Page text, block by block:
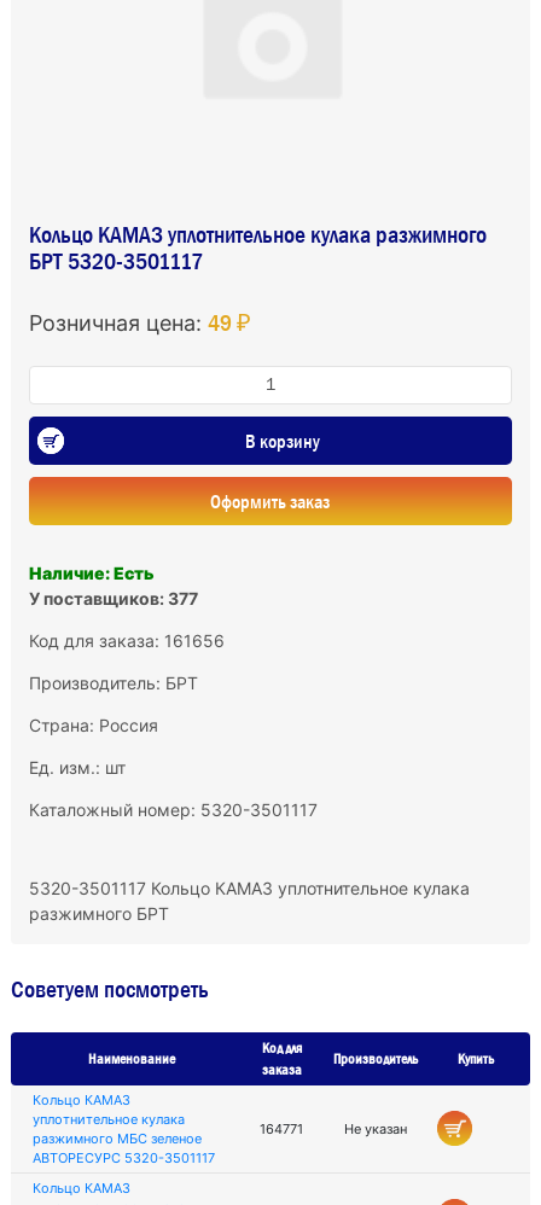
Кольцо КАМАЗ уплотнительное кулака разжимного
БРТ 5320-3501117
Розничная цена: 49 ₽
В корзину
Оформить заказ
Наличие: Есть
У поставщиков: 377
Код для заказа: 161656
Производитель: БРТ
Страна: Россия
Ед. изм.: шт
Каталожный номер: 5320-3501117
5320-3501117 Кольцо КАМАЗ уплотнительное кулака
разжимного БРТ
Советуем посмотреть
Наименование
Код для
заказа
Производитель Купить
Кольцо КАМАЗ
уплотнительное кулака
разжимного МБС зеленое
АВТОРЕСУРС 5320-3501117
164771 Не указан
Кольцо КАМАЗ